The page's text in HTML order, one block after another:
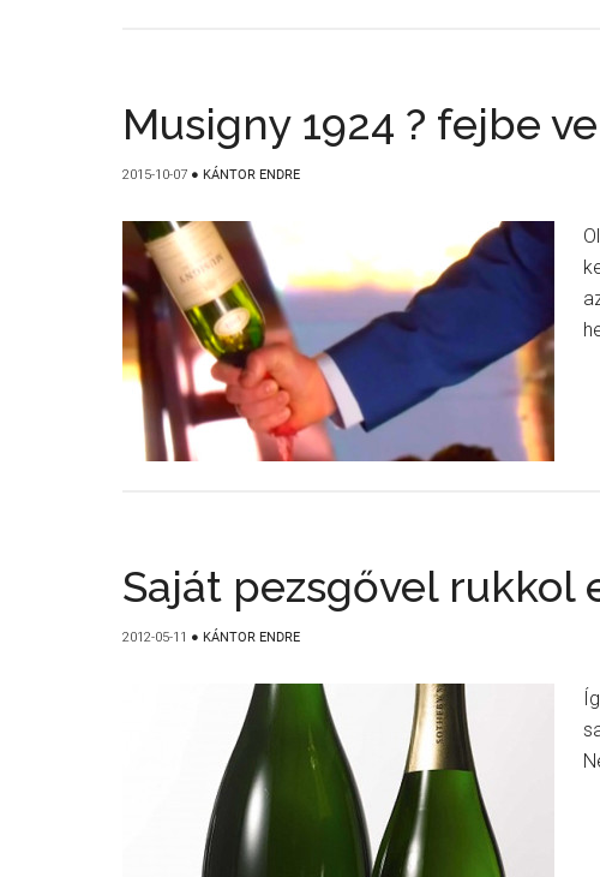
Musigny 1924 ? fejbe
2015-10-07 ● KÁNTOR ENDRE
Saját pezsgővel rukkol
2012-05-11 ● KÁNTOR ENDRE